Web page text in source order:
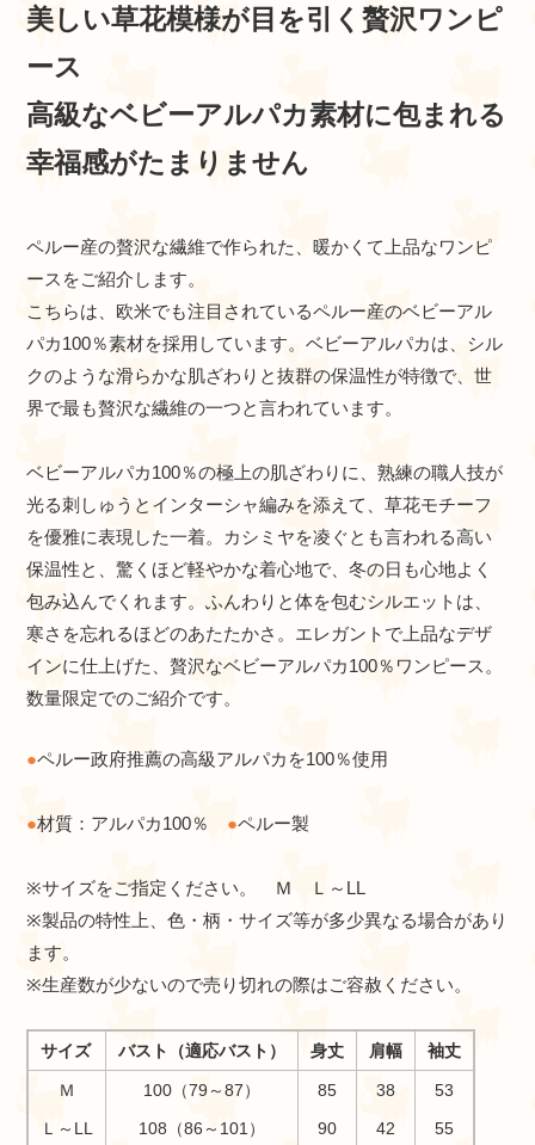
美しい草花模様が目を引く贅沢ワンピ
ース
高級なベビーアルパカ素材に包まれる
幸福感がたまりません
ペルー産の贅沢な繊維で作られた、暖かくて上品なワンピ
ースをご紹介します。
こちらは、欧米でも注目されているペルー産のベビーアル
パカ100％素材を採用しています。ベビーアルパカは、シル
クのような滑らかな肌ざわりと抜群の保温性が特徴で、世
界で最も贅沢な繊維の一つと言われています。
ベビーアルパカ100％の極上の肌ざわりに、熟練の職人技が
光る刺しゅうとインターシャ編みを添えて、草花モチーフ
を優雅に表現した一着。カシミヤを凌ぐとも言われる高い
保温性と、驚くほど軽やかな着心地で、冬の日も心地よく
包み込んでくれます。ふんわりと体を包むシルエットは、
寒さを忘れるほどのあたたかさ。エレガントで上品なデザ
インに仕上げた、贅沢なベビーアルパカ100％ワンピース。
数量限定でのご紹介です。
●ペルー政府推薦の高級アルパカを100％使用
●材質：アルパカ100％ ●ペルー製
※サイズをご指定ください。 Ｍ Ｌ～LL
※製品の特性上、色・柄・サイズ等が多少異なる場合があり
ます。
※生産数が少ないので売り切れの際はご容赦ください。
サイズ バスト（適応バスト） 身丈 肩幅 袖丈
Ｍ 100（79～87） 85 38
53
Ｌ～LL
108（86～101） 90 42 55